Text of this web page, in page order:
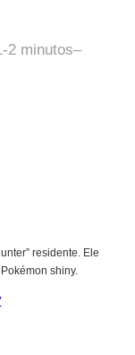
2 minutos–
residente. Ele
shiny.